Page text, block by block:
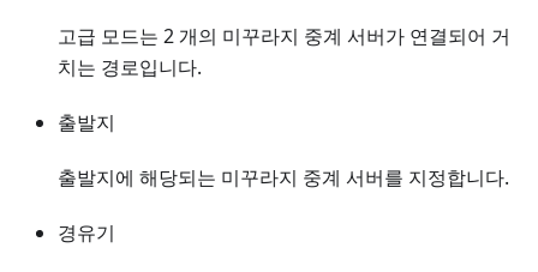
고급 모드는 2 개의 미꾸라지 중계 서버가 연결되어 거
치는 경로입니다.
출발지
출발지에 해당되는 미꾸라지 중계 서버를 지정합니다.
경유기